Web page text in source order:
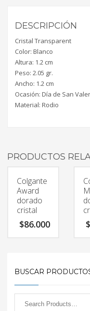
DESCRIPCIÓN
Cristal Transparent
Color: Blanco
Altura: 1.2 cm
Peso: 2.05 gr.
Ancho: 1.2 cm
Ocasión: Día de San
Material: Rodio
PRODUCTOS
Colgante
Award
dorado
cristal
$86.000 $
BUSCAR